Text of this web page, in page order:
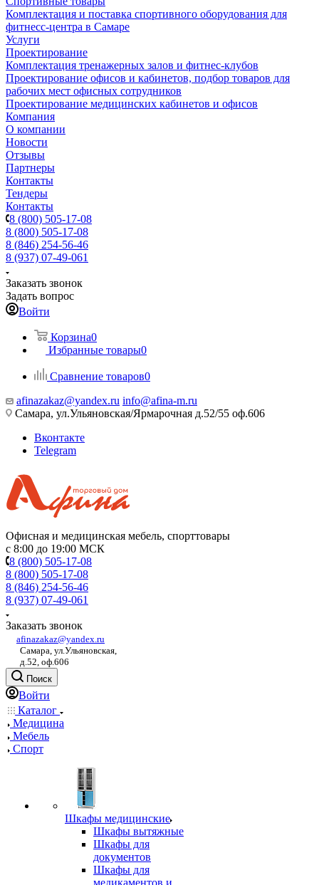
Комплектация и поставка спортивного оборудования для
фитнесс-центра в Самаре
Услуги
Проектирование
Комплектация тренажерных залов и фитнес-клубов
Проектирование офисов и кабинетов, подбор товаров для
рабочих мест офисных сотрудников
Проектирование медицинских кабинетов и офисов
Компания
О компании
Новости
Отзывы
Партнеры
Контакты
Тендеры
Контакты
8 (800) 505-17-08
8 (800) 505-17-08
8 (846) 254-56-46
8 (937) 07-49-061
Заказать звонок
Задать вопрос
Войти
Корзина0
Избранные товары0
Сравнение товаров0
afinazakaz@yandex.ru info@afina-m.ru
Самара, ул.Ульяновская/Ярмарочная д.52/55 оф.606
Вконтакте
Telegram
Офисная и медицинская мебель, спорттовары
с 8:00 до 19:00 МСК
8 (800) 505-17-08
8 (800) 505-17-08
8 (846) 254-56-46
8 (937) 07-49-061
Заказать звонок
afinazakaz@yandex.ru
Самара, ул.Ульяновская,
д.52, оф.606
Поиск
Войти
Каталог
Медицина
Мебель
Спорт
Шкафы медицинские
Шкафы вытяжные
Шкафы для
документов
Шкафы для
медикаментов и